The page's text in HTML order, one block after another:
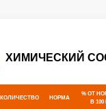
ХИМИЧЕСКИЙ
КОЛИЧЕСТВО НОРМА
% ОТ
В 100